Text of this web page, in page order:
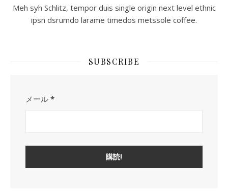
Meh syh Schlitz, tempor duis single origin next level ethnic
ipsn dsrumdo larame timedos metssole coffee.
SUBSCRIBE
メール *